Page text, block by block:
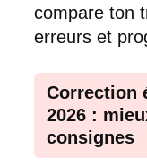
compare ton
erreurs et
Correction
2026 :
consignes